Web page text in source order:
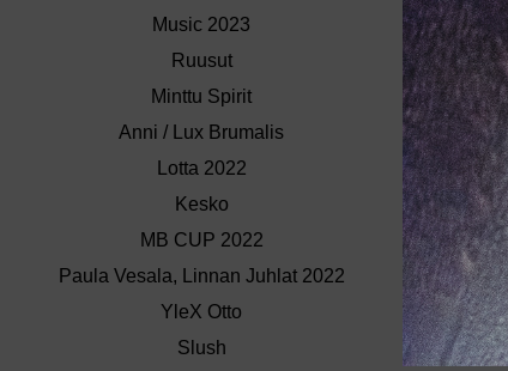
Music 2023
Ruusut
Minttu Spirit
Anni / Lux Brumalis
Lotta 2022
Kesko
MB CUP 2022
Paula Vesala, Linnan Juhlat 2022
YleX Otto
Slush